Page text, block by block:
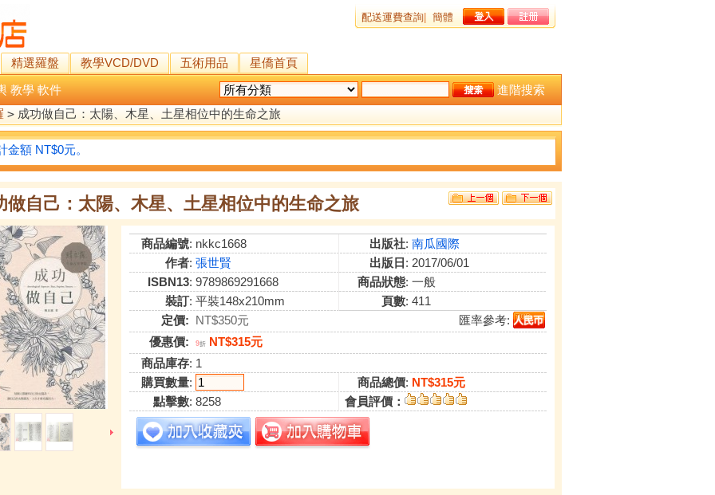
配送運費查詢 簡體
精選羅盤 教學VCD/DVD 五術用品
星僑首頁
教學 軟件
進階搜索
> 成功做自己：太陽、木星、土星相位中的生命之旅
額 NT$0元。
做自己：太陽、木星、土星相位中的生命之旅
商品編號: nkkc1668 出版社: 南瓜國際
作者: 張世賢 出版日 : 2017/06/01
ISBN13: 9789869291668 商品狀態: 一般
裝訂: 平裝148x210mm 頁數: 411
定價: NT$350元
匯率參考:
優惠價:
9折 NT$315元
商品庫存: 1
購買數量: 商品總價: NT$315元
點擊數: 8258 會員評價：